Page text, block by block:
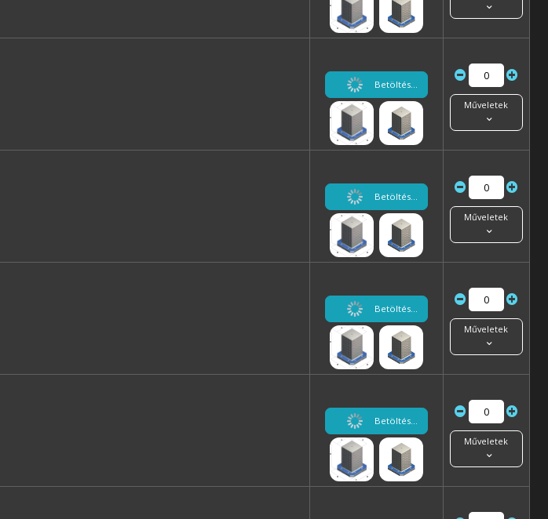
Betöltés...
Műveletek
Betöltés...
Műveletek
Betöltés...
Műveletek
Betöltés...
Műveletek